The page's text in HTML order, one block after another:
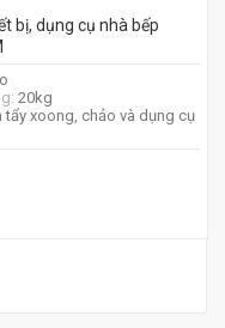
bị, dụng cụ nhà bếp
20kg
tẩy xoong, chảo và dụng cụ